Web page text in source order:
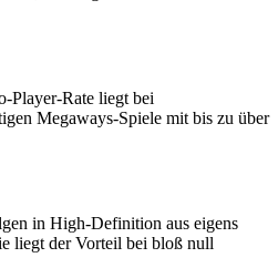
Player-Rate liegt bei
Megaways-Spiele mit bis zu über
in High-Definition aus eigens
liegt der Vorteil bei bloß null